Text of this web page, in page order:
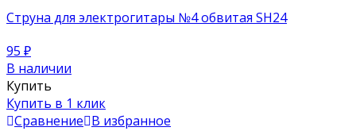
Струна для электрогитары №4 обвитая SH24
95 ₽
В наличии
Купить
Купить в 1 клик
Сравнение В избранное